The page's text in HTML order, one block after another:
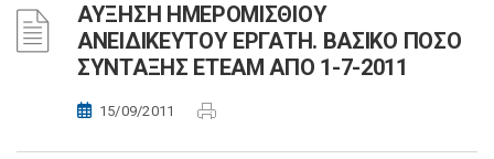
ΑΥΞΗΣΗ ΗΜΕΡΟΜΙΣΘΙΟΥ
ΑΝΕΙΔΙΚΕΥΤΟΥ ΕΡΓΑΤΗ. ΒΑΣΙΚΟ ΠΟΣΟ
ΣΥΝΤΑΞΗΣ ΕΤΕΑΜ ΑΠΟ 1-7-2011
15/09/2011